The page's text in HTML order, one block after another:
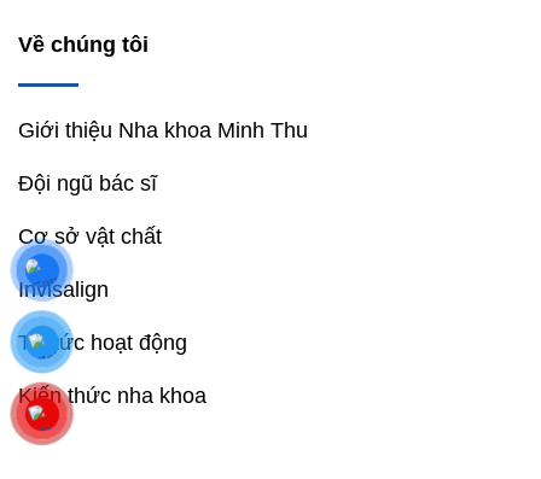
Về chúng tôi
Giới thiệu Nha khoa Minh Thu
Đội ngũ bác sĩ
Cơ sở vật chất
Invisalign
Tin tức hoạt động
Kiến thức nha khoa